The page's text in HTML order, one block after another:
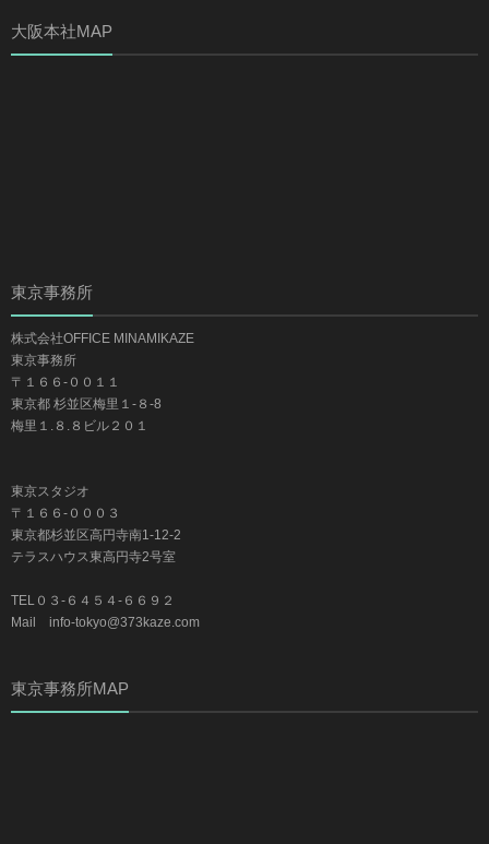
大阪本社MAP
東京事務所
株式会社OFFICE MINAMIKAZE
東京事務所
〒１６６-００１１
東京都 杉並区梅里１-８-8
梅里１.８.８ビル２０１
東京スタジオ
〒１６６-０００３
東京都杉並区高円寺南1-12-2
テラスハウス東高円寺2号室
TEL０３-６４５４-６６９２
Mail info-tokyo@373kaze.com
東京事務所MAP